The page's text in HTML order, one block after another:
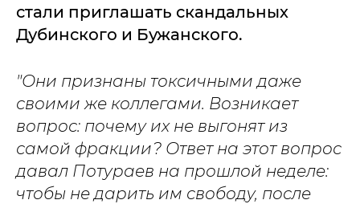
стали приглашать скандальных
Дубинского и Бужанского.
"Они признаны токсичными даже
своими же коллегами. Возникает
вопрос: почему их не выгонят из
самой фракции? Ответ на этот вопрос
давал Потураев на прошлой неделе:
чтобы не дарить им свободу, после